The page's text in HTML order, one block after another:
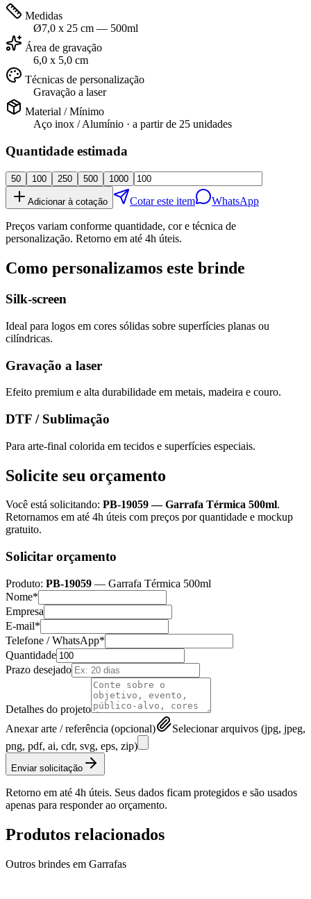
Medidas
Ø7,0 x 25 cm — 500ml
Área de gravação
6,0 x 5,0 cm
Técnicas de personalização
Gravação a laser
Material / Mínimo
Aço inox / Alumínio · a partir de 25 unidades
Quantidade estimada
50 100 250 500 1000
Adicionar à cotação Cotar este item WhatsApp
Preços variam conforme quantidade, cor e técnica de
personalização. Retorno em até 4h úteis.
Como personalizamos este brinde
Silk-screen
Ideal para logos em cores sólidas sobre superfícies planas ou
cilíndricas.
Gravação a laser
Efeito premium e alta durabilidade em metais, madeira e couro.
DTF / Sublimação
Para arte-final colorida em tecidos e superfícies especiais.
Solicite seu orçamento
Você está solicitando: PB-19059—Garrafa Térmica 500ml.
Retornamos em até 4h úteis com preços por quantidade e mockup
gratuito.
Solicitar orçamento
Produto: PB-19059 — Garrafa Térmica 500ml
Nome*
Empresa
E-mail*
Telefone / WhatsApp*
Quantidade
Prazo desejado
Detalhes do projeto
Anexar arte / referência (opcional)
Selecionar arquivos (jpg, jpeg,
png, pdf, ai, cdr, svg, eps, zip)
Enviar solicitação
Retorno em até 4h úteis. Seus dados ficam protegidos e são usados
apenas para responder ao orçamento.
Produtos relacionados
Outros brindes em Garrafas